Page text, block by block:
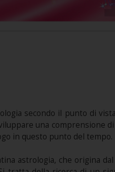
secondo il punto di
una comprensione
in questo punto del tempo.
astrologia, che origina dal